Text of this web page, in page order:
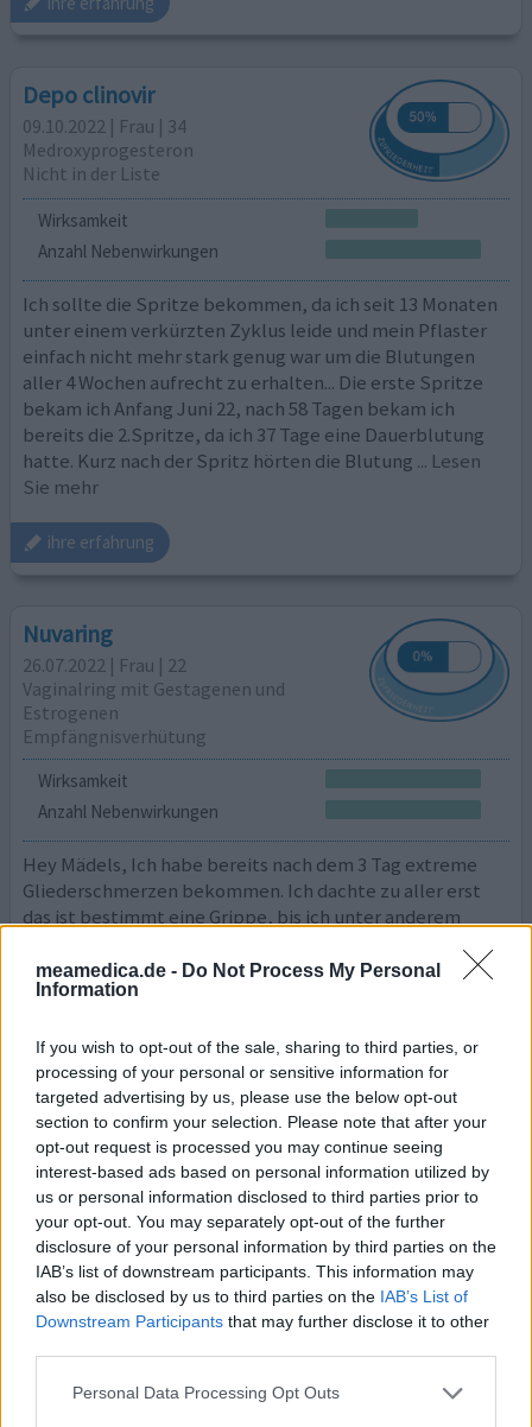
meamedica.de - Do Not Process My Personal
Information
If you wish to opt-out of the sale, sharing to third parties, or
processing of your personal or sensitive information for
targeted advertising by us, please use the below opt-out
section to confirm your selection. Please note that after your
opt-out request is processed you may continue seeing
interest-based ads based on personal information utilized by
us or personal information disclosed to third parties prior to
your opt-out. You may separately opt-out of the further
disclosure of your personal information by third parties on the
IAB’s list of downstream participants. This information may
also be disclosed by us to third parties on the IAB’s List of
Downstream Participants that may further disclose it to other
Personal Data Processing Opt Outs
Depo clinovir
09.10.2022 | Frau | 34
Medroxyprogesteron
Nicht in der Liste
Wirksamkeit
Anzahl Nebenwirkungen
Ich sollte die Spritze bekommen, da ich seit 13 Monaten
unter einem verkürzten Zyklus leide und mein Pflaster
einfach nicht mehr stark genug war um die Blutungen
aller 4 Wochen aufrecht zu erhalten... Die erste Spritze
bekam ich Anfang Juni 22, nach 58 Tagen bekam ich
bereits die 2.Spritze, da ich 37 Tage eine Dauerblutung
hatte. Kurz nach der Spritz hörten die Blutung ... Lesen
Sie mehr
ihre erfahrung
Nuvaring
26.07.2022 | Frau | 22
Vaginalring mit Gestagenen und
Estrogenen
Empfängnisverhütung
Wirksamkeit
Anzahl Nebenwirkungen
Hey Mädels, Ich habe bereits nach dem 3 Tag extreme
Gliederschmerzen bekommen. Ich dachte zu aller erst
das ist bestimmt eine Grippe, bis ich unter anderem
Wochen waren die Gliederschmerzen besser jedoch hatte
ich keine Kraft, war ständig und durchgehend müde.
ar... Lesen Sie mehr
ihre erfahrung
Mirena
26.05.2022 | Frau | 44
Plastik-IUP mit Levonorgestrel
Empfängnisverhütung
Wirksamkeit
Anzahl Nebenwirkungen
Aufgrund einer längeren Beziehung 2013 Spirale